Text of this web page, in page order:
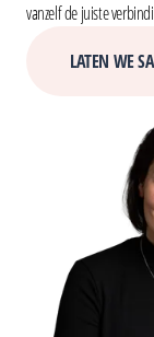
vanzelf de juiste
LATEN WE